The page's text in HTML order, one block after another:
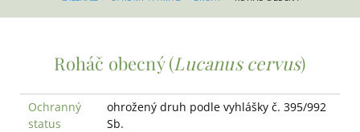
Roháč obecný (Lucanus cervus)
Ochranný
status
ohrožený druh podle vyhlášky č. 395/992
Sb.